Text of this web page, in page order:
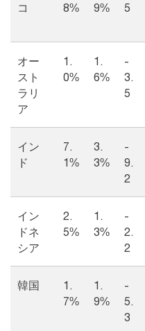
コ
8%
9%
5
オー
スト
ラリ
ア
1.
0%
1.
6%
-
3.
5
イン
ド
7.
1%
3.
3%
-
9.
2
イン
ドネ
シア
2.
5%
1.
3%
-
2.
2
韓国
1.
7%
1.
9%
-
5.
3